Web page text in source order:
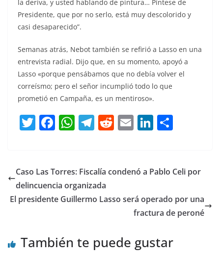
la deriva, y usted hablando de pintura… Píntese de
Presidente, que por no serlo, está muy descolorido y
casi desaparecido”.
Semanas atrás, Nebot también se refirió a Lasso en una
entrevista radial. Dijo que, en su momento, apoyó a
Lasso «porque pensábamos que no debía volver el
correísmo; pero el señor incumplió todo lo que
prometió en Campaña, es un mentiroso».
T
er
F
e
b
o
k
W
s
A
p
T
gr
a
m
R
di
E
l
Li
e
n
p
tir
Caso Las Torres: Fiscalía condenó a Pablo Celi por
delincuencia organizada
El presidente Guillermo Lasso será operado por una
fractura de peroné
También te puede gustar